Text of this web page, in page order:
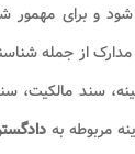
و برای مهمور
از جمله
سند مالکیت، سند
مربوطه به